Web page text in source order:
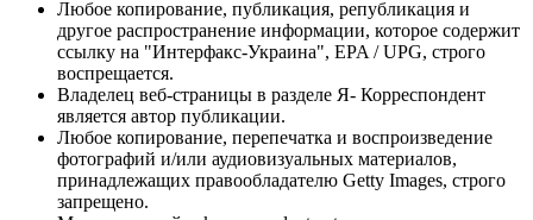
Любое копирование, публикация, републикация и
другое распространение информации, которое содержит
ссылку на "Интерфакс-Украина", EPA / UPG, строго
воспрещается.
Владелец веб-страницы в разделе Я- Корреспондент
является автор публикации.
Любое копирование, перепечатка и воспроизведение
фотографий и/или аудиовизуальных материалов,
принадлежащих правообладателю Getty Images, строго
запрещено.